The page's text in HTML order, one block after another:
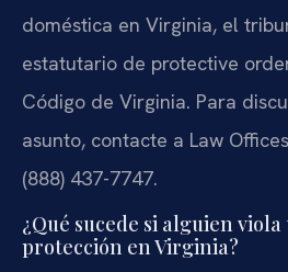
doméstica en Virginia, el
estatutario de protective
Código de Virginia. Para
asunto, contacte a Law
(888) 437-7747.
¿Qué sucede si alguien
protección en Virginia?